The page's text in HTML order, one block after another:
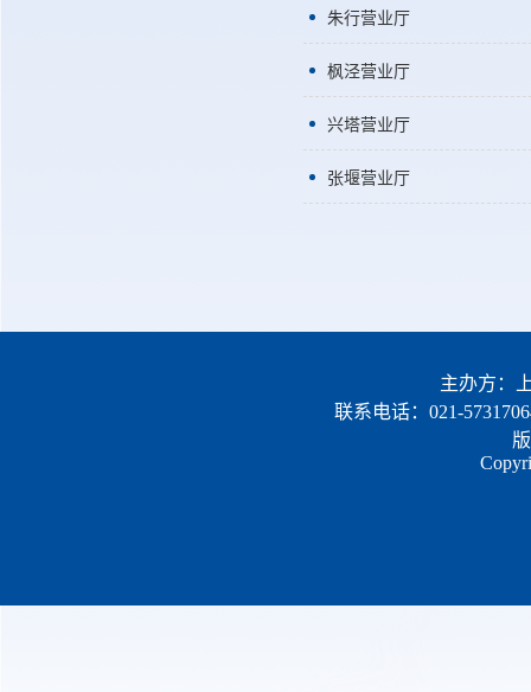
朱行营业厅
枫泾营业厅
兴塔营业厅
张堰营业厅
主办方：
联系电话：021-